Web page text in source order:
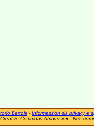
Bertola - Informassion sla privacy e
Commons Atribussion - Nen